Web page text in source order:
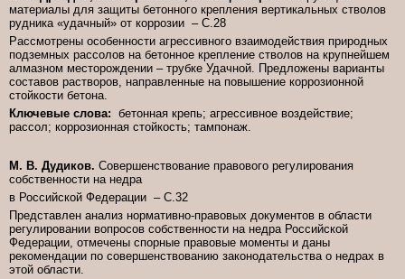
материалы для защиты бетонного крепления вертикальных стволов
рудника «удачный» от коррозии – C.28
Рассмотрены особенности агрессивного взаимодействия природных
подземных рассолов на бетонное крепление стволов на крупнейшем
алмазном месторождении – трубке Удачной. Предложены варианты
составов растворов, направленные на повышение коррозионной
стойкости бетона.
Ключевые слова: бетонная крепь; агрессивное воздействие;
рассол; коррозионная стойкость; тампонаж.
М. В. Дудиков. Совершенствование правового регулирования
собственности на недра
в Российской Федерации – C.32
Представлен анализ нормативно-правовых документов в области
регулировании вопросов собственности на недра Российской
Федерации, отмечены спорные правовые моменты и даны
рекомендации по совершенствованию законодательства о недрах в
этой области.